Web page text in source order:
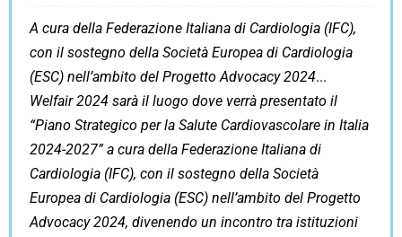
A cura della Federazione Italiana di Cardiologia (IFC),
con il sostegno della Società Europea di Cardiologia
(ESC) nell’ambito del Progetto Advocacy 2024
Welfair 2024 sarà il luogo dove verrà presentato il
“Piano Strategico per la Salute Cardiovascolare in Italia
2024-2027” a cura della Federazione Italiana di
Cardiologia (IFC), con il sostegno della Società
Europea di Cardiologia (ESC) nell’ambito del Progetto
Advocacy 2024, divenendo un incontro tra istituzioni